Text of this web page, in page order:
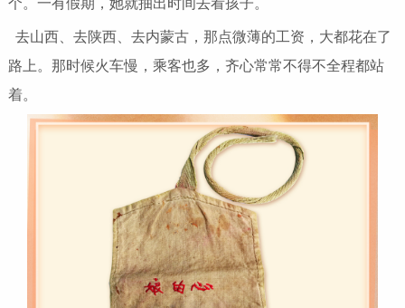
去山西、去陕西、去内蒙古，那点微薄的工资，大都花在了
路上。那时候火车慢，乘客也多，齐心常常不得不全程都站
着。